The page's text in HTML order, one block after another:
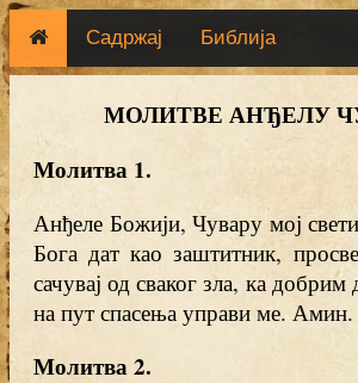
Садржај Библија
МОЛИТВЕ АНЂЕЛУ
Молитва 1.
Анђеле Божији, Чувару мој
Бога дат као заштитник,
сачувај од сваког зла, ка
на пут спасења управи ме. Амин.
Молитва 2.